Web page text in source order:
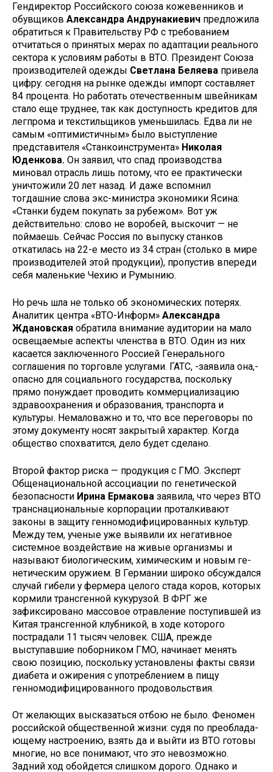
Гендиректор Российского союза ко­жевенников и
обувщиков Александра Андрунакиевич предложила
обра­титься к Правительству РФ с требова­нием
отчитаться о принятых мерах по адаптации реального
сектора к усло­виям работы в ВТО. Президент Сою­за
производителей одежды Светлана Беляева привела
цифру: сегодня на рынке одежды импорт составляет
84 процента. Но работать отечественным швейникам
стало еще труднее, так как доступность кредитов для
легпрома и текстильщиков уменьшилась. Едва ли не
самым «оптимистичным» было выступление
представителя «Станкоинструмента» Николая
Юденкова. Он заявил, что спад производства
миновал отрасль лишь потому, что ее практически
уничтожили 20 лет назад. И даже вспомнил
тогдашние слова экс-министра экономики Ясина:
«Станки будем покупать за рубежом». Вот уж
действительно: слово не воробей, вы­скочит — не
поймаешь. Сейчас Россия по выпуску станков
откатилась на 22-е место из 34 стран (столько в мире
про­изводителей этой продукции), пропу­стив впереди
себя маленькие Чехию и Румынию.
Но речь шла не только об эконо­мических потерях.
Аналитик центра «ВТО-Информ» Александра
Ждановская обратила внимание ауди­тории на мало
освещаемые аспекты членства в ВТО. Один из них
касается заключенного Россией Генерально­го
соглашения по торговле услугами. ГАТС, -заявила она,-
опасно для соци­ального государства, поскольку
прямо понуждает проводить коммерциали­зацию
здравоохранения и образова­ния, транспорта и
культуры. Немало­важно и то, что все переговоры по
это­му документу носят закрытый харак­тер. Когда
общество спохватится, дело будет сделано.
Второй фактор риска — продукция с ГМО. Эксперт
Общенациональной ассоциации по генетической
безопас­ности Ирина Ермакова заявила, что через ВТО
транснациональные кор­порации проталкивают
законы в за­щиту генномодифицированных куль­тур.
Между тем, ученые уже выявили их негативное
системное воздействие на живые организмы и
называют био­логическим, химическим и новым ге­
нетическим оружием. В Германии ши­роко обсуждался
случай гибели у фер­мера целого стада коров, которых
кор­мили трансгенной кукурузой. В ФРГ же
зафиксировано массовое отрав­ление поступившей из
Китая транс­генной клубникой, в ходе которого
пострадали 11 тысяч человек. США, прежде
выступавшие поборником ГМО, начинает менять
свою позицию, поскольку установлены факты связи
диабета и ожирения с употреблени­ем в пищу
генномодифицированного продовольствия.
От желающих высказаться отбою не было. Феномен
российской обще­ственной жизни: судя по преоблада­
ющему настроению, взять да и выйти из ВТО готовы
многие, но все понима­ют, что это невозможно.
Задний ход обойдется слишком дорого. Однако и